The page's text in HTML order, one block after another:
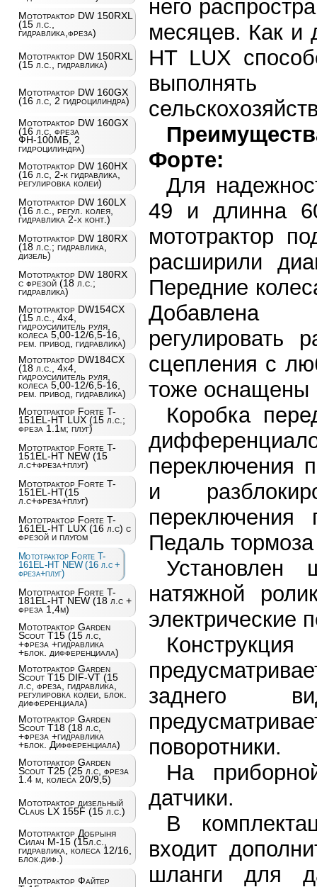
Мототрактор DW 150RXL
(15 л.с.,
гидравлика,фреза)
Мототрактор DW 150RXL
(15 л.с., гидравлика)
Мототрактор DW 160GX
(16 л.с, 2 гидроцилиндра)
Мототрактор DW 160GX
(16 л.с, фреза
ФН-100МБ, 2
гидроцилиндра)
Мототрактор DW 160HX
(16 л.с, 2-к гидравлика,
регулировка колеи)
Мототрактор DW 160LX
(16 л.с., регул. колея,
гидравлика 2-х конт.)
Мототрактор DW 180RX
(18 л.с.; гидравлика,
дизель)
Мототрактор DW 180RX
с фрезой (18 л.с.;
гидравлика)
Мототрактор DW154CX
(15 л.с., 4х4,
гидроусилитель руля,
колеса 5,00-12/6,5-16,
рем. привод, гидравлика)
Мототрактор DW184CX
(18 л.с., 4х4,
гидроусилитель руля,
колеса 5,00-12/6,5-16,
рем. привод, гидравлика)
Мототрактор Forte T-
151EL-HT LUX (15 л.с.;
фреза 1.1м; плуг)
Мототрактор Forte T-
151EL-HT NEW (15
л.с+фреза+плуг)
Мототрактор Forte T-
151EL-HT(15
л.с+фреза+плуг)
Мототрактор Forte T-
161EL-HT LUX (16 л.с) с
фрезой и плугом
Мототрактор Forte T-
161EL-HT NEW (16 л.с +
фреза+плуг)
Мототрактор Forte T-
181EL-HT NEW (18 л.с +
фреза 1,4м)
Мототрактор Garden
Scout T15 (15 л.с,
+фреза +гидравлика
+блок. дифференциала)
Мототрактор Garden
Scout T15 DIF-VT (15
л.с, фреза, гидравлика,
регулировка колеи, блок.
дифференциала)
Мототрактор Garden
Scout T18 (18 л.с,
+фреза +гидравлика
+блок. Дифференциала)
Мототрактор Garden
Scout T25 (25 л.с, фреза
1.4 м, колеса 20/9,5)
Мототрактор дизельный
Claus LX 155F (15 л.с.)
Мототрактор Добрыня
Силач М-15 (15л.с.,
гидравлика, колеса 12/16,
блок.диф.)
Мототрактор Файтер
него
месяцев. Как и
HT LUX
Форте:
Для
49 и длинна
мототрактор
расширили
Передние
Добавлена
регулировать
сцепления с
тоже оснащены
Коробка
переключения
и
переключения
Педаль
натяжной
электрические
заднего
поворотники.
На
датчики.
В
входит
шланги для